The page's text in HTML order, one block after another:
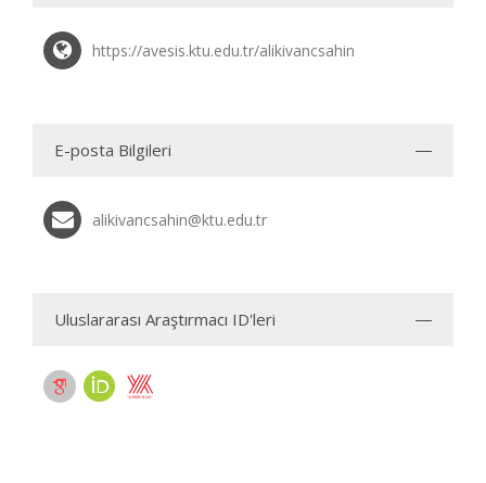
https://avesis.ktu.edu.tr/alikivancsahin
E-posta Bilgileri
alikivancsahin@ktu.edu.tr
Uluslararası Araştırmacı ID'leri